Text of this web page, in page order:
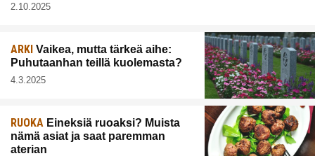
2.10.2025
ARKI Vaikea, mutta tärkeä aihe:
Puhutaanhan teillä kuolemasta?
4.3.2025
RUOKA Eineksiä ruoaksi? Muista
nämä asiat ja saat paremman
aterian